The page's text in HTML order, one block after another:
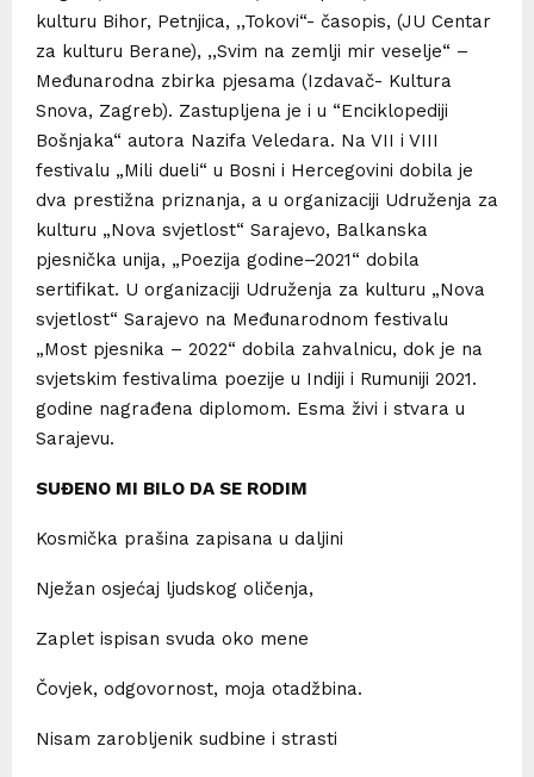
kulturu Bihor, Petnjica, ,,Tokovi“- časopis, (JU Centar
za kulturu Berane), ,,Svim na zemlji mir veselje“ –
Međunarodna zbirka pjesama (Izdavač- Kultura
Snova, Zagreb). Zastupljena je i u “Enciklopediji
Bošnjaka“ autora Nazifa Veledara. Na VII i VIII
festivalu „Mili dueli“ u Bosni i Hercegovini dobila je
dva prestižna priznanja, a u organizaciji Udruženja za
kulturu „Nova svjetlost“ Sarajevo, Balkanska
pjesnička unija, „Poezija godine–2021“ dobila
sertifikat. U organizaciji Udruženja za kulturu „Nova
svjetlost“ Sarajevo na Međunarodnom festivalu
„Most pjesnika – 2022“ dobila zahvalnicu, dok je na
svjetskim festivalima poezije u Indiji i Rumuniji 2021.
godine nagrađena diplomom. Esma živi i stvara u
Sarajevu.
SUĐENO MI BILO DA SE RODIM
Kosmička prašina zapisana u daljini
Nježan osjećaj ljudskog oličenja,
Zaplet ispisan svuda oko mene
Čovjek, odgovornost, moja otadžbina.
Nisam zarobljenik sudbine i strasti